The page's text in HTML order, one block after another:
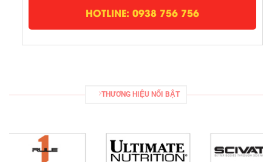
HOTLINE: 0938 756 756
THƯƠNG HIỆU NỔI BẬT